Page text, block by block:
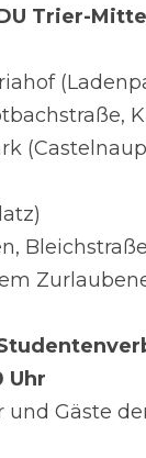
Trier-
Uhr
und Gäste